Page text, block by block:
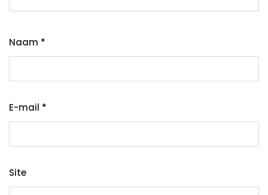
Naam *
E-mail *
Site